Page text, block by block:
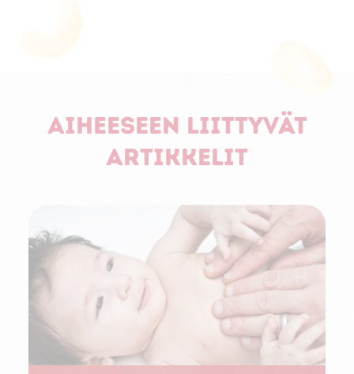
Aiheeseen liittyvät
artikkelit